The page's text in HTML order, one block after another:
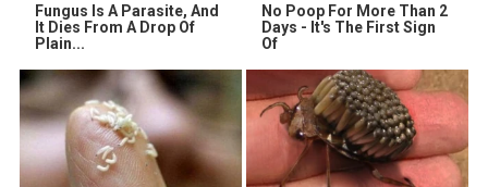
Fungus Is A Parasite, And
It Dies From A Drop Of
Plain...
No Poop For More Than 2
Days - It's The First Sign
Of